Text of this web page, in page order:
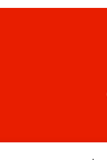
רח' אברהם שביט 1,א.ת מעויין שורק , ראשון לציון יח'